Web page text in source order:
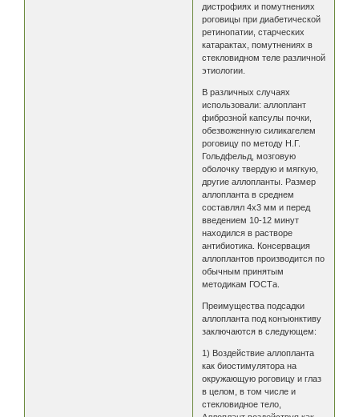
дистрофиях и помутнениях
роговицы при диабетической
ретинопатии, старческих
катарактах, помутнениях в
стекловидном теле различной
этиологии.
В различных случаях
использовали: аллоплант
фиброзной капсулы почки,
обезвоженную силикагелем
роговицу по методу Н.Г.
Гольдфельд, мозговую
оболочку твердую и мягкую,
другие аллопланты. Размер
аллопланта в среднем
составлял 4х3 мм и перед
введением 10-12 минут
находился в растворе
антибиотика. Консервация
аллоплантов производится по
обычным принятым
методикам ГОСТа.
Преимущества подсадки
аллопланта под конъюнктиву
заключаются в следующем:
1) Воздействие аллопланта
как биостимулятора на
окружающую роговицу и глаз
в целом, в том числе и
стекловидное тело,